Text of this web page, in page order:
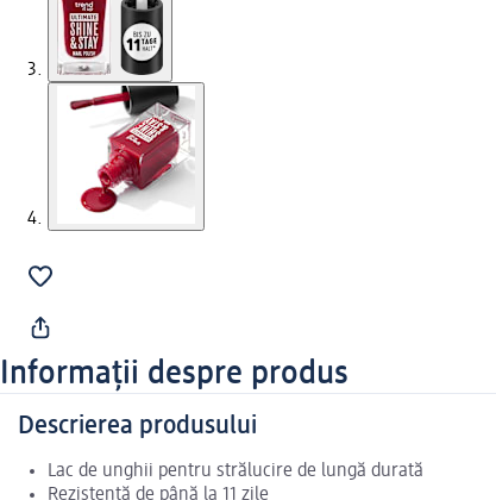
Informații despre produs
Descrierea produsului
Lac de unghii pentru strălucire de lungă durată
Rezistență de până la 11 zile